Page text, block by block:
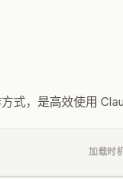
式，是高效使用
加载时